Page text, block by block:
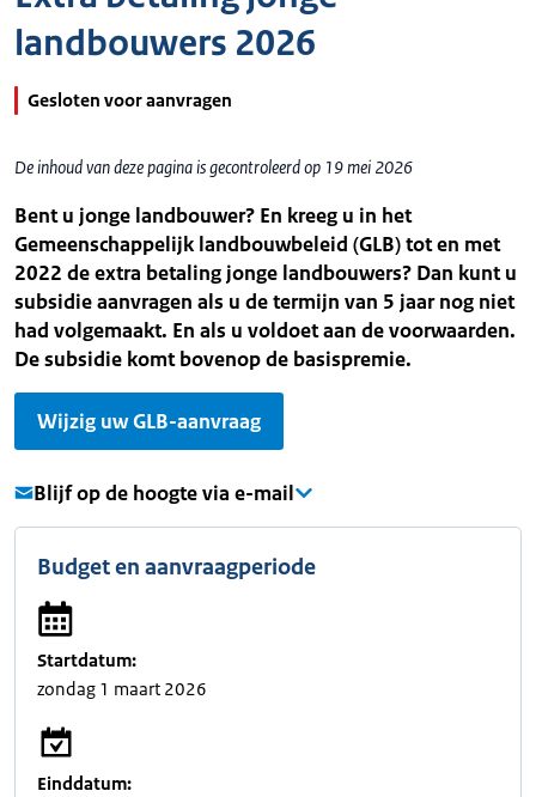
landbouwers 2026
Gesloten voor aanvragen
De inhoud van deze pagina is gecontroleerd op 19 mei 2026
Bent u jonge landbouwer? En kreeg u in het
Gemeenschappelijk landbouwbeleid (GLB) tot en met
2022 de extra betaling jonge landbouwers? Dan kunt u
subsidie aanvragen als u de termijn van 5 jaar nog niet
had volgemaakt. En als u voldoet aan de voorwaarden.
De subsidie komt bovenop de basispremie.
Wijzig uw GLB-aanvraag
Blijf op de hoogte via e-mail
Budget en aanvraagperiode
Startdatum:
zondag 1 maart 2026
Einddatum: